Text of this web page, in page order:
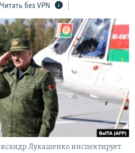
КРЫМА
Читать без VPN
Лукашенко инспектирует